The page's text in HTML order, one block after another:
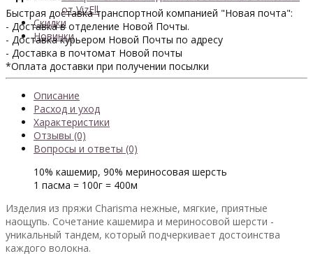
от VizEll
Скидки
Новинки
Быстрая доставка транспортной компанией "Новая почта":
- Доставка в отделение Новой Почты.
- Доставка курьером Новой Почты по адресу
- Доставка в почтомат Новой почты
*Оплата доставки при получении посылки
Описание
Расход и уход
Характеристики
Отзывы (0)
Вопросы и ответы (0)
10% кашемир, 90% мериносовая шерсть
1 пасма = 100г = 400м
Изделия из пряжи Charisma нежные, мягкие, приятные
наощупь. Сочетание кашемира и мериносовой шерсти -
уникальный тандем, который подчеркивает достоинства
каждого волокна.